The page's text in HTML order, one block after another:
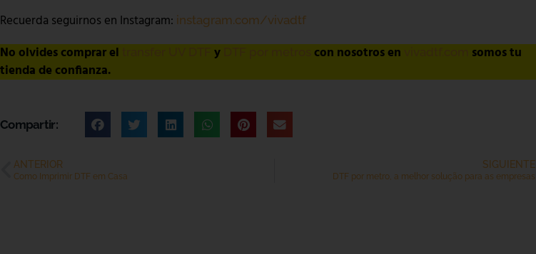
Recuerda seguirnos en Instagram: instagram.com/vivadtf
No olvides comprar el y con nosotros en
somos tu
tienda de confianza.
Compartir:
ANTERIOR
Como Imprimir DTF em Casa
SIGUIENTE
DTF por metro, a melhor solução para as empresas